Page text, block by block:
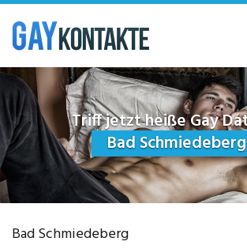
Skip
main
content
Triff jetzt heiße Gay
Bad Schmiedeberg
Bad Schmiedeberg